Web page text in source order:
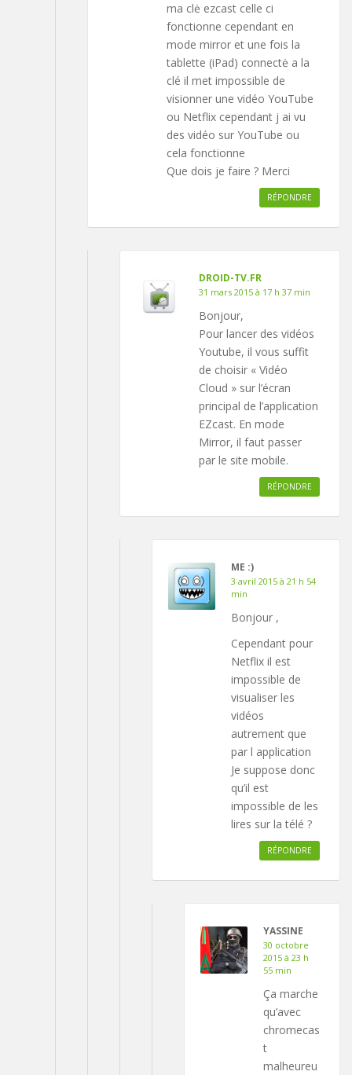
ma clė ezcast celle ci
fonctionne cependant en
mode mirror et une fois la
tablette (iPad) connectė a la
clé il met impossible de
visionner une vidéo YouTube
ou Netflix cependant j ai vu
des vidéo sur YouTube ou
cela fonctionne
Que dois je faire ? Merci
RÉPONDRE
DROID-TV.FR
31 mars 2015 à 17 h 37 min
Bonjour,
Pour lancer des vidéos
Youtube, il vous suffit
de choisir « Vidéo
Cloud » sur l’écran
principal de l’application
EZcast. En mode
Mirror, il faut passer
par le site mobile.
RÉPONDRE
ME :)
3 avril 2015 à 21 h 54
min
Bonjour ,
Cependant pour
Netflix il est
impossible de
visualiser les
vidéos
autrement que
par l application
Je suppose donc
qu’il est
impossible de les
lires sur la télé ?
RÉPONDRE
YASSINE
30 octobre
2015 à 23 h
55 min
Ça marche
qu’avec
chromecas
t
malheureu